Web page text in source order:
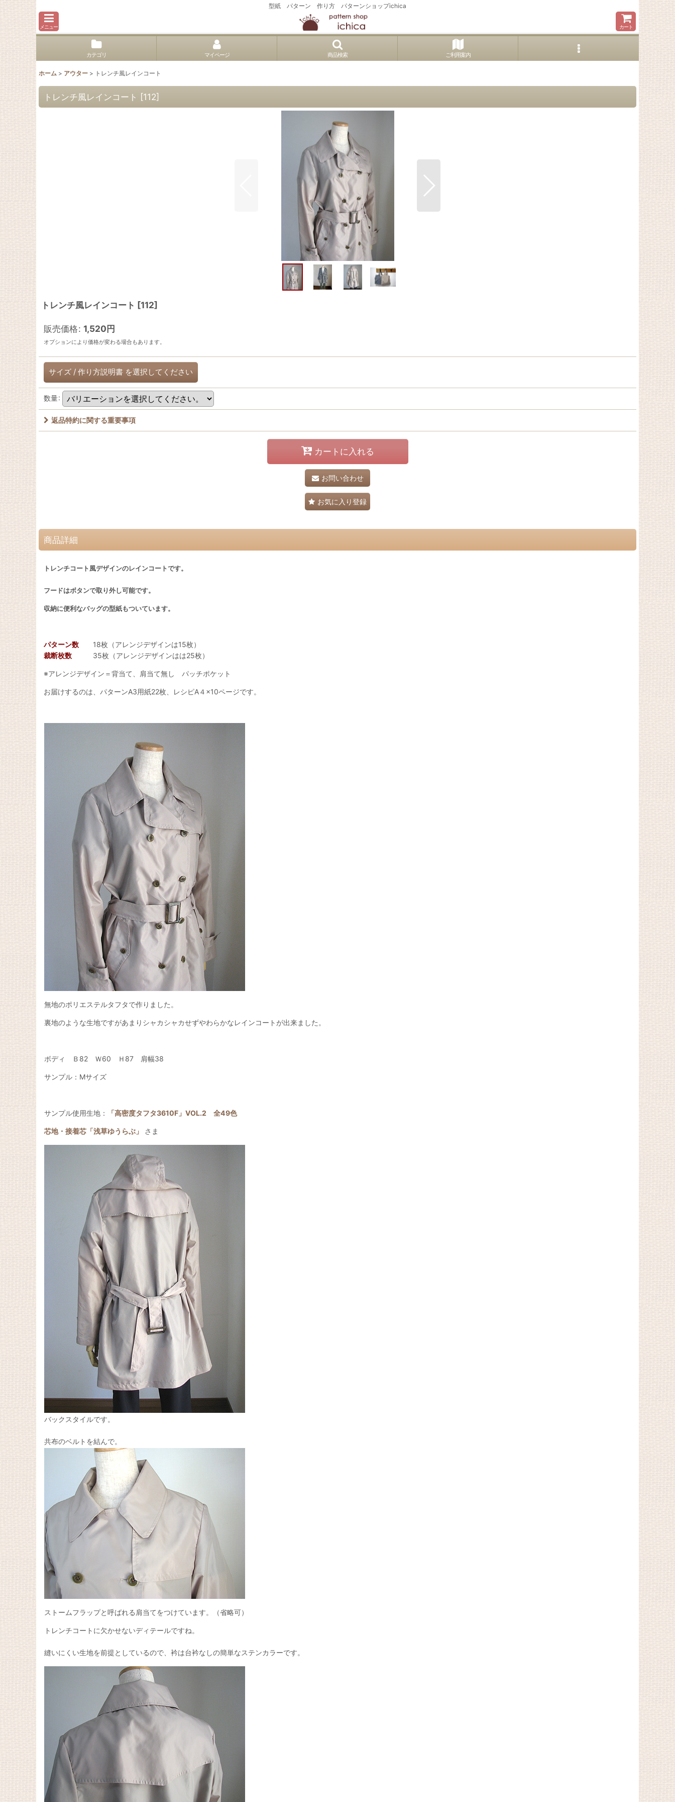
型紙 パターン 作り方 パターンショップichica
メニュー カート
カテゴリ マイページ 商品検索 ご利用案内
ホーム > アウター > トレンチ風レインコート
トレンチ風レインコート [112]
トレンチ風レインコート [112]
販売価格: 1,520円
オプションにより価格が変わる場合もあります。
サイズ / 作り方説明書 を選択してください
数量:
返品特約に関する重要事項
カートに入れる
お問い合わせ
お気に入り登録
商品詳細
トレンチコート風デザインのレインコートです。
フードはボタンで取り外し可能です。
収納に便利なバッグの型紙もついています。
パターン数
18枚（アレンジデザインは15枚）
裁断枚数
35枚（アレンジデザインはは25枚）
※アレンジデザイン＝背当て、肩当て無し パッチポケット
お届けするのは、パターンA3用紙22枚、レシピA４×10ページです。
無地のポリエステルタフタで作りました。
裏地のような生地ですがあまりシャカシャカせずやわらかなレインコートが出来ました。
ボディ Ｂ82 Ｗ60 Ｈ87 肩幅38
サンプル：Mサイズ
サンプル使用生地： 「高密度タフタ3610F」VOL.2 全49色
芯地・接着芯「浅草ゆうらぶ」 さま
バックスタイルです。
共布のベルトを結んで。
ストームフラップと呼ばれる肩当てをつけています。（省略可）
トレンチコートに欠かせないディテールですね。
縫いにくい生地を前提としているので、衿は台衿なしの簡単なステンカラーです。